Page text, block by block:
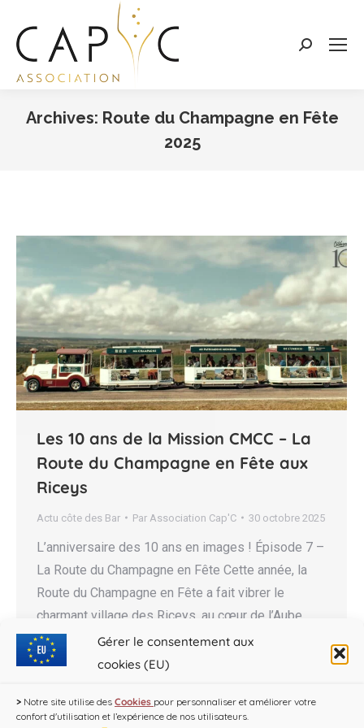
Gérer le consentement aux
cookies (EU)
> Notre site utilise des Cookies pour personnaliser et améliorer votre
confort d'utilisation et l’expérience de nos utilisateurs.
Search:
Archives: Route du Champagne en Fête
2025
Les 10 ans de la Mission CMCC – La
Route du Champagne en Fête aux
Riceys
Actu côte des Bar Par Association Cap'C 30 octobre 2025
L’anniversaire des 10 ans en images ! Épisode 7 –
La Route du Champagne en Fête Cette année, la
Route du Champagne en Fête a fait vibrer le
charmant village des Riceys, au cœur de l’Aube.
Pour cette édition spéciale, l’événement a accueilli
la Mission Coteaux, Maisons et Caves de